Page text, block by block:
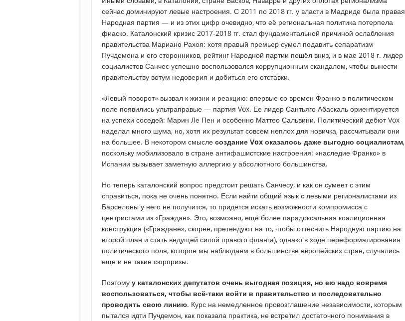
сейчас доминируют левые настроения. С 2011 по 2018 гг. у власти в Мадриде была правая
Народная партия — и из этих цифр очевидно, что её региональная политика потерпела
фиаско. Каталонский кризис 2017-2018 гг. стал фундаментальной причиной ослабления
правительства Мариано Рахоя: хотя правый премьер сумел подавить сепаратизм
Пучдемона и его сторонников, рейтинг Народной партии пошёл вниз, и в мае 2018 г. лидер
социалистов Санчес успешно воспользовался коррупционным скандалом, чтобы вынести
правительству вотум недоверия и добиться его отставки.
«Левый поворот» вызвал к жизни и реакцию: впервые со времен Франко в политическом
поле появились ультраправые — партия Vox. Ее лидер Сантьяго Абаскаль ориентируется
на успехи соседей: Марин Ле Пен и особенно Маттео Сальвини. Политический дебют Vox
наделал много шума, но, хотя их результат совсем неплох для новичка, рассчитывали они
на большее. В некотором смысле создание Vox оказалось даже выгодно социалистам,
поскольку мобилизовало в стране антифашистские настроения: «наследие Франко» в
Испании вызывает заметную аллергию у абсолютного большинства.
Но теперь каталонский вопрос предстоит решать Санчесу, и как он сумеет с этим
справиться, пока не очень понятно. Если найти общий язык с левыми регионалистами из
Барселоны у него не получится, то придется искать возможности компромисса с
центристами из «Граждан». Это, возможно, ещё более парадоксальная коалиционная
конструкция («Граждане», скорее, претендуют на то, чтобы оттеснить Народную партию на
второй план и стать ведущей силой правого фланга), однако в ходе переформатирования
политического поля, которое мы наблюдаем в большинстве европейских стран, случались
еще и не такие сюрпризы.
Поэтому у каталонских депутатов очень выгодная позиция, но ею надо вовремя
воспользоваться, чтобы всё-таки войти в правительство и последовательно
проводить свою линию. Курс на немедленное провозглашение независимости, которым
пытался идти Пучдемон, как показала практика, не встретил достаточного понимания в